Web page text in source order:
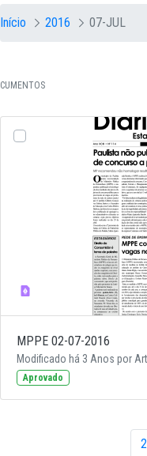
Início 2016 07-JUL
MPPE 02-07-2016
Modificado há 3 Anos por
Aprovado